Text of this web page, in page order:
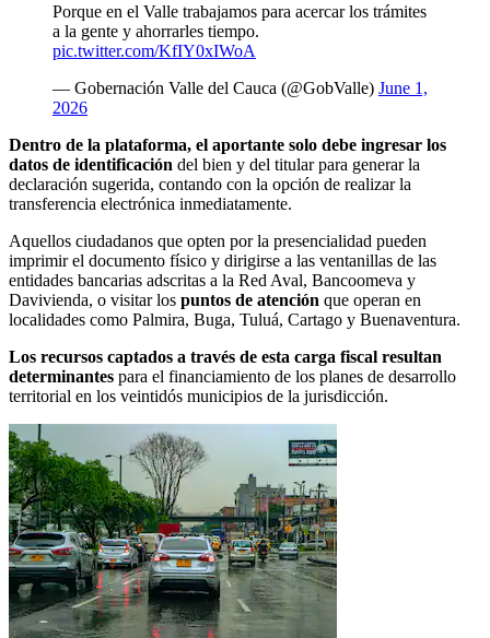
Porque en el Valle trabajamos para acercar los trámites
a la gente y ahorrarles tiempo.
pic.twitter.com/KfIY0xIWoA
— Gobernación Valle del Cauca (@GobValle) June 1,
2026
Dentro de la plataforma, el aportante solo debe ingresar los
datos de identificación del bien y del titular para generar la
declaración sugerida, contando con la opción de realizar la
transferencia electrónica inmediatamente.
Aquellos ciudadanos que opten por la presencialidad pueden
imprimir el documento físico y dirigirse a las ventanillas de las
entidades bancarias adscritas a la Red Aval, Bancoomeva y
Davivienda, o visitar los puntos de atención que operan en
localidades como Palmira, Buga, Tuluá, Cartago y Buenaventura.
Los recursos captados a través de esta carga fiscal resultan
determinantes para el financiamiento de los planes de desarrollo
territorial en los veintidós municipios de la jurisdicción.